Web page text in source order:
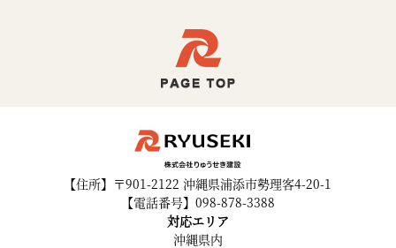
【住所】〒901-2122 沖縄県浦添市勢理客4-20-1
【電話番号】098-878-3388
対応エリア
沖縄県内